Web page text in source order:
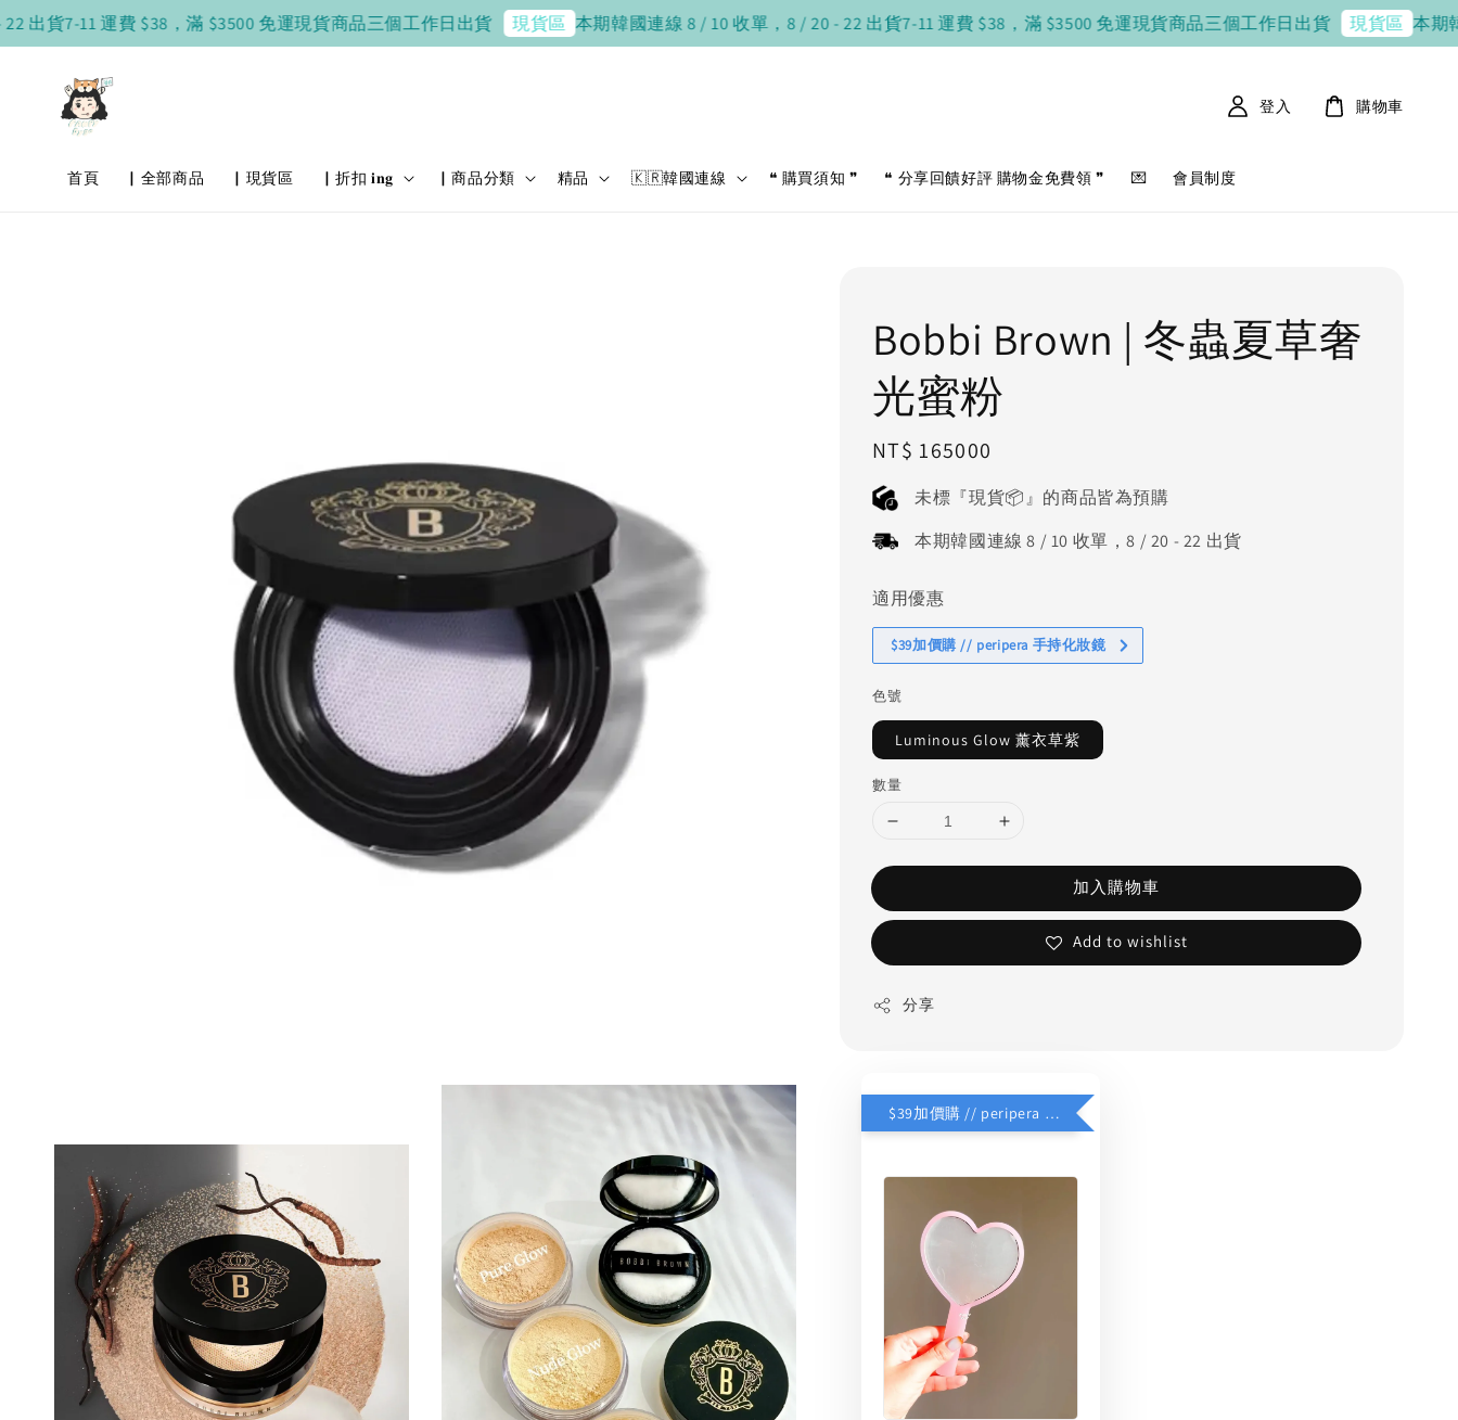
7-11 運費 $38，滿 $3500 免運現貨商品三個工作日出貨 現貨區 本期韓國連線 8 / 10 收單，8 / 20 - 22 出貨7-11 運費 $38，滿 $3500 免運現貨商品三個工作日出貨 現貨區 本期韓國連
首頁 ▏全部商品 ▏現貨區 ▏折扣 𝐢𝐧𝐠 ▏商品分類 精品 🇰🇷韓國連線 ❝ 購買須知 ❞ ❝ 分享回饋好評 購物金免費領 ❞ 💌 會員制度
登入 購物車
Bobbi Brown | 冬蟲夏草奢
光蜜粉
Regular
price
NT$ 165000
未標『現貨📦』的商品皆為預購
本期韓國連線 8 / 10 收單，8 / 20 - 22 出貨
適用優惠
$39加價購 // peripera 手持化妝鏡
色號
Luminous Glow 薰衣草紫
數量
加入購物車
Add to wishlist
分享
$39加價購 // peripera 手持化妝鏡